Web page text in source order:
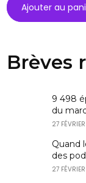
Ajouter au
Brèves
9 498
du
27
Quand
des
27